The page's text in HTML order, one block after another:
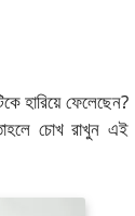
হারিয়ে ফেলেছেন?
চোখ রাখুন এই